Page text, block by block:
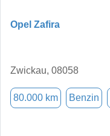
Opel Zafira
Zwickau, 08058
80.000 km Benzin